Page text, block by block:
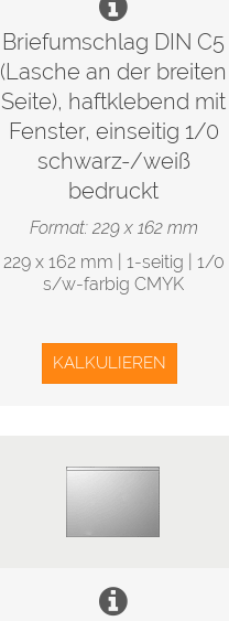
Briefumschlag DIN C5
(Lasche an der breiten
Seite), haftklebend mit
Fenster, einseitig 1/0
schwarz-/weiß
bedruckt
Format: 229 x 162 mm
229 x 162 mm | 1-seitig | 1/0
s/w-farbig CMYK
KALKULIEREN